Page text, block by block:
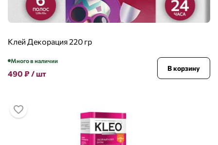
Клей Декорация 220 гр
Много в наличии
490 ₽ / шт
В корзину